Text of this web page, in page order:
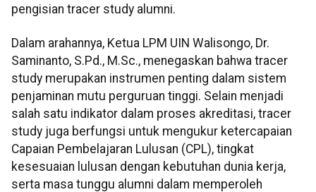
pengisian tracer study alumni.
Dalam arahannya, Ketua LPM UIN Walisongo, Dr.
Saminanto, S.Pd., M.Sc., menegaskan bahwa tracer
study merupakan instrumen penting dalam sistem
penjaminan mutu perguruan tinggi. Selain menjadi
salah satu indikator dalam proses akreditasi, tracer
study juga berfungsi untuk mengukur ketercapaian
Capaian Pembelajaran Lulusan (CPL), tingkat
kesesuaian lulusan dengan kebutuhan dunia kerja,
serta masa tunggu alumni dalam memperoleh